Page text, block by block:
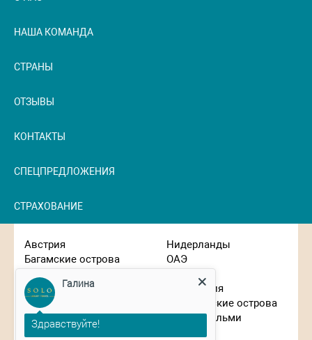
НАША КОМАНДА
СТРАНЫ
ОТЗЫВЫ
КОНТАКТЫ
СПЕЦПРЕДЛОЖЕНИЯ
СТРАХОВАНИЕ
Австрия
Багамские острова
Вьетнам
Германия
Гонконг
Греция
Нидерланды
ОАЭ
Португалия
Сейшельские острова
Сен-Бартельми
Галина
Здравствуйте!